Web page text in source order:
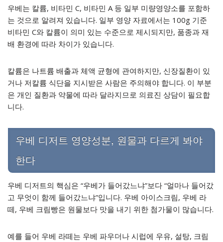
우베는 칼륨, 비타민 C, 비타민 A 등 일부 미량영양소를 포함하
는 것으로 알려져 있습니다. 일부 영양 자료에서는 100g 기준
비타민 C와 칼륨이 의미 있는 수준으로 제시되지만, 품종과 재
배 환경에 따라 차이가 있습니다.
칼륨은 나트륨 배출과 체액 균형에 관여하지만, 신장질환이 있
거나 저칼륨 식단을 지시받은 사람은 주의해야 합니다. 이 부분
은 개인 질환과 약물에 따라 달라지므로 의료진 상담이 필요합
니다.
우베 디저트 영양성분, 원물과 다르게 봐야
한다
우베 디저트의 핵심은 “우베가 들어갔느냐”보다 “얼마나 들어갔
고 무엇이 함께 들어갔느냐”입니다. 우베 아이스크림, 우베 라
떼, 우베 크림빵은 원물보다 맛을 내기 위한 첨가물이 많습니다.
예를 들어 우베 라떼는 우베 파우더나 시럽에 우유, 설탕, 크림